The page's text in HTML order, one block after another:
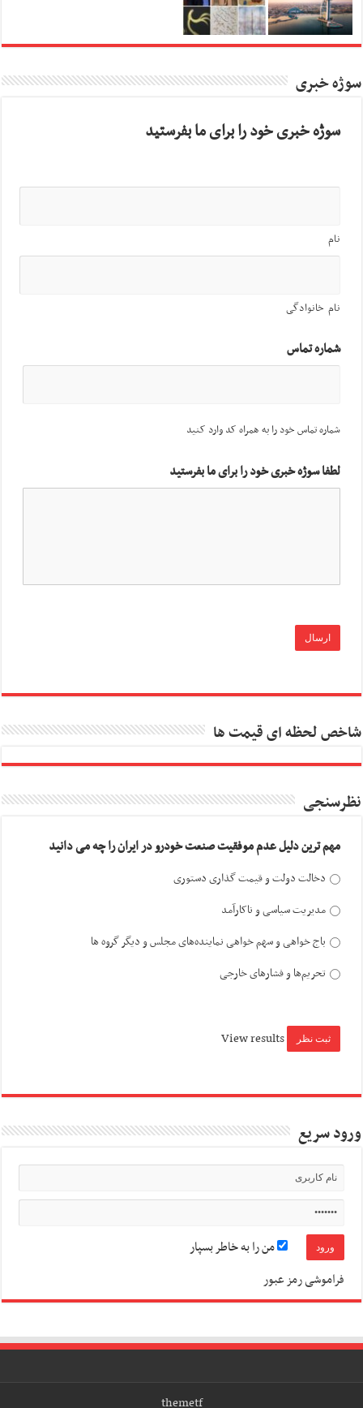
سوژه خبری
سوژه خبری خود را برای ما بفرستید
نام
نام خانوادگی
شماره تماس
شماره تماس خود را به همراه کد وارد کنید
لطفا سوژه خبری خود را برای ما بفرستید
شاخص لحظه ای قیمت ها
نظرسنجی
مهم ترین دلیل عدم موفقیت صنعت خودرو در ایران را چه می دانید
دخالت دولت و قیمت گذاری دستوری
مدیریت سیاسی و ناکارآمد
باج خواهی و سهم خواهی نماینده‌های مجلس و دیگر گروه ها
تحریم‌ها و فشارهای خارجی
View results
ورود سریع
من را به خاطر بسپار
فراموشی رمز عبور
themetf